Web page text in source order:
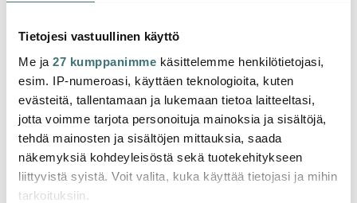
Tietojesi vastuullinen käyttö
Me ja 27 kumppanimme käsittelemme henkilötietojasi,
esim. IP-numeroasi, käyttäen teknologioita, kuten
evästeitä, tallentamaan ja lukemaan tietoa laitteeltasi,
jotta voimme tarjota personoituja mainoksia ja sisältöjä,
tehdä mainosten ja sisältöjen mittauksia, saada
näkemyksiä kohdeyleisöstä sekä tuotekehitykseen
liittyvistä syistä. Voit valita, kuka käyttää tietojasi ja mihin
tarkoituksiin.
Muumilaakso muuttuu viidakoksi
Puutarhajuhlat -astiaston kuvitukset ovat peräisin Tove
Jansson :in ”Viidakkoelämää” -sarjakuvasta, joka
julkaistiin vuonna 1956. Tarinassa Muumilaakso muuttuu
yön aikana viidakoksi, kun Pikku Myy löytää laatikon